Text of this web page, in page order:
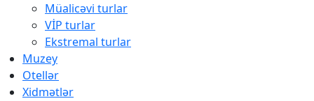
Müalicəvi turlar
VİP turlar
Ekstremal turlar
Muzey
Otellər
Xidmətlər